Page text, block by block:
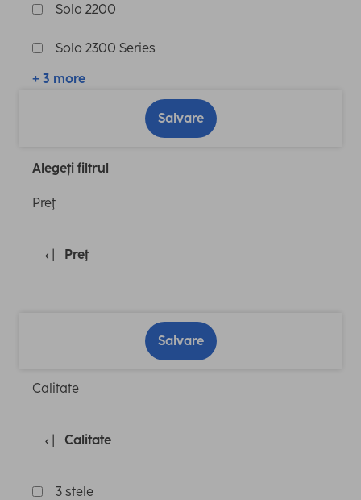
Solo 2200
Solo 2300 Series
+ 3 more
Salvare
Alegeți filtrul
Preţ
Preţ
Salvare
Calitate
Calitate
3 stele